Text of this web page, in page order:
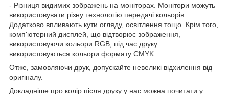
- Різниця видимих зображень на моніторах. Монітори можуть
використовувати різну технологію передачі кольорів.
Додатково впливають кути огляду, освітлення тощо. Крім того,
комп'ютерний дисплей, що відтворює зображення,
використовуючи кольори RGB, під час друку
використовуються кольори формату CMYK.
Отже, замовляючи друк, допускайте невеликі відхилення від
оригіналу.
Докладніше про колір після друку у нас можна почитати у